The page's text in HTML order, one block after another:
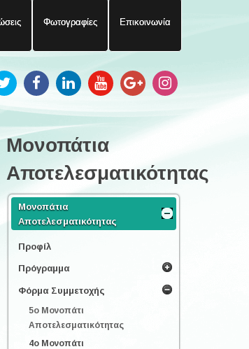
Φωτογραφίες Επικοινωνία
Μονοπάτια
Αποτελεσματικότητας
Μονοπάτια
Αποτελεσματικότητας
Προφίλ
Πρόγραμμα
Φόρμα Συμμετοχής
5ο Μονοπάτι
Αποτελεσματικότητας
4ο Μονοπάτι